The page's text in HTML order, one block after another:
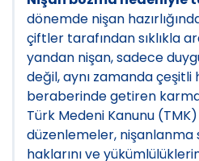
dönemde nişan
çiftler tarafından sıklıkla
yandan nişan, sadece
değil, aynı zamanda çeşitli
beraberinde getiren
Türk Medeni Kanunu
düzenlemeler,
haklarını ve